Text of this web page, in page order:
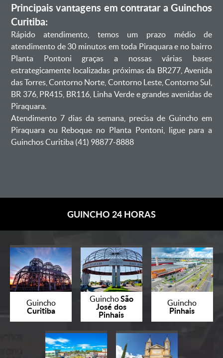
Principais vantagens em contratar a Guinchos
Curitiba:
Rápido atendimento, temos um prazo médio de
atendimento de 30 minutos em toda Piraquara e no bairro
Planta Pontoni graças a nossas várias bases
estrategicamente localizadas próximas da BR277, Avenida
das Torres, Contorno Norte, Contorno Leste, Contorno Sul,
BR 376, PR415, BR116, Linha Verde e grandes avenidas de
Piraquara.
Atendimento 7 dias da semana, precisa de Guincho em
Piraquara ou Reboque no Planta Pontoni, ligue para a
Guinchos Curitiba (41) 98877-8888
GUINCHO 24 HORAS
Guincho
Curitiba
GuinchoSão
José dos
Pinhais
Guincho
Pinhais